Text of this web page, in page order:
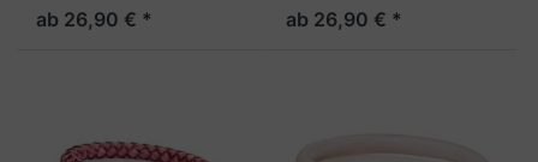
ab 26,90 € * ab 26,90 € *